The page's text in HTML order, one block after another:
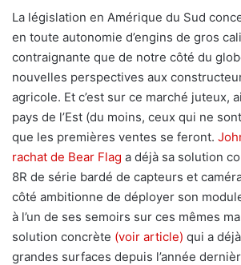
La législation en Amérique du Sud
en toute autonomie d’engins de gros
contraignante que de notre côté du
nouvelles perspectives aux
agricole. Et c’est sur ce marché juteux,
pays de l’Est (du moins, ceux qui ne
que les premières ventes se feront.
rachat de Bear Flag a déjà sa solution
8R de série bardé de capteurs et
côté ambitionne de déployer son
à l’un de ses semoirs sur ces mêmes
solution concrète (voir article) qui a
grandes surfaces depuis l’année